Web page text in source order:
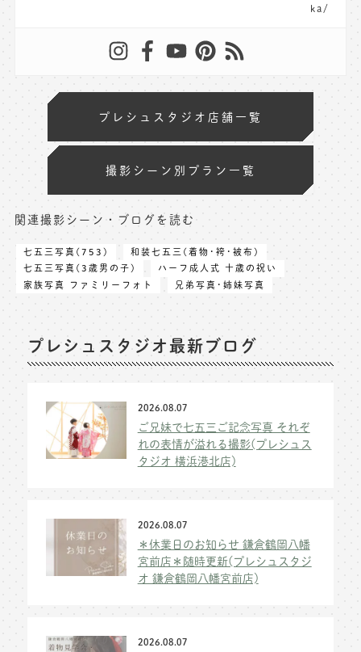
ka/
プレシュスタジオ店舗一覧
撮影シーン別プラン一覧
関連撮影シーン・ブログを読む
七五三写真(753)
和装七五三(着物･袴･被布)
七五三写真(3歳男の子)
ハーフ成人式 十歳の祝い
家族写真 ファミリーフォト
兄弟写真･姉妹写真
プレシュスタジオ最新ブログ
2026.08.07
ご兄妹で七五三ご記念写真 それぞ
れの表情が溢れる撮影(プレシュス
タジオ 横浜港北店)
2026.08.07
＊休業日のお知らせ 鎌倉鶴岡八幡
宮前店＊随時更新(プレシュスタジ
オ 鎌倉鶴岡八幡宮前店)
2026.08.07